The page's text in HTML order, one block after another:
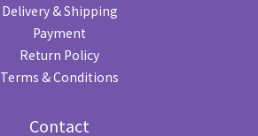
Delivery & Shipping
Payment
Return Policy
Terms & Conditions
Contact